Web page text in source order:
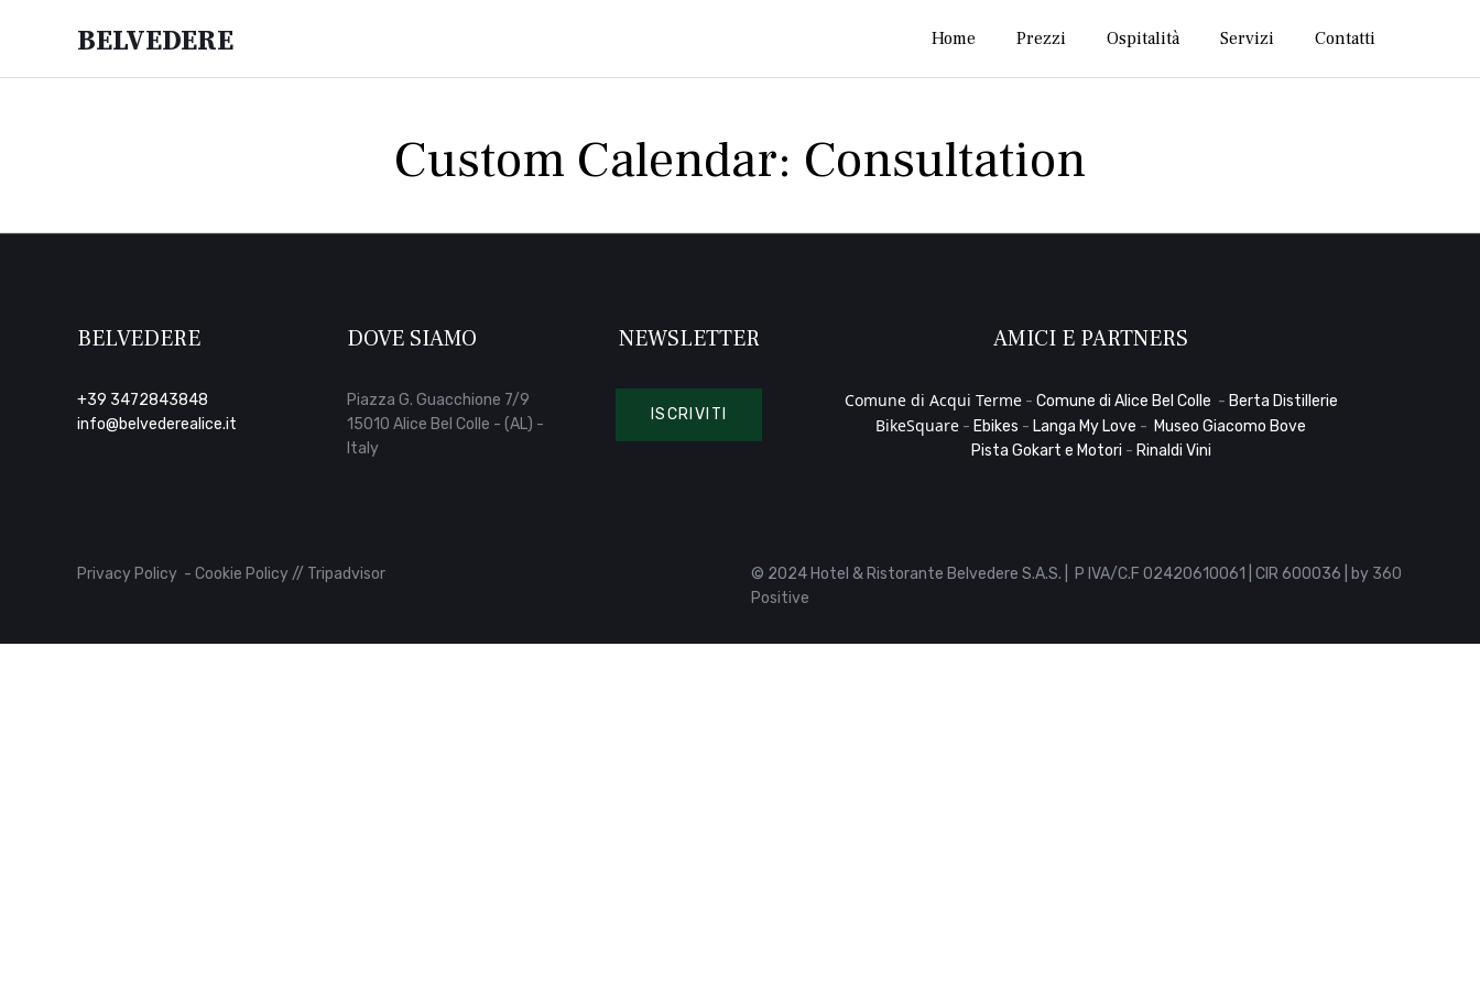
Belvedere
content
Home Prezzi Ospitalità Servizi Contatti
Custom Calendar: Consultation
BELVEDERE
+39 3472843848
info@belvederealice.it
DOVE SIAMO
Piazza G. Guacchione 7/9
15010 Alice Bel Colle - (AL) -
Italy
NEWSLETTER
ISCRIVITI
AMICI E PARTNERS
Comune di Acqui Terme- Comune di Alice Bel Colle - Berta Distillerie
BikeSquare - Ebikes - Langa My Love - Museo Giacomo Bove
Pista Gokart e Motori - Rinaldi Vini
Privacy Policy - Cookie Policy// Tripadvisor © 2024 Hotel & Ristorante Belvedere S.A.S. | P IVA/C.F 02420610061 | CIR 600036 | by 360
Positive